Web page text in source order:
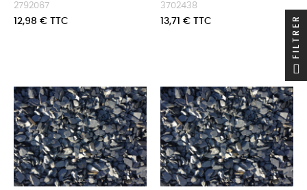
2792067
Prix
12,98 € TTC
3702438
Prix
13,71 € TTC FILTRER